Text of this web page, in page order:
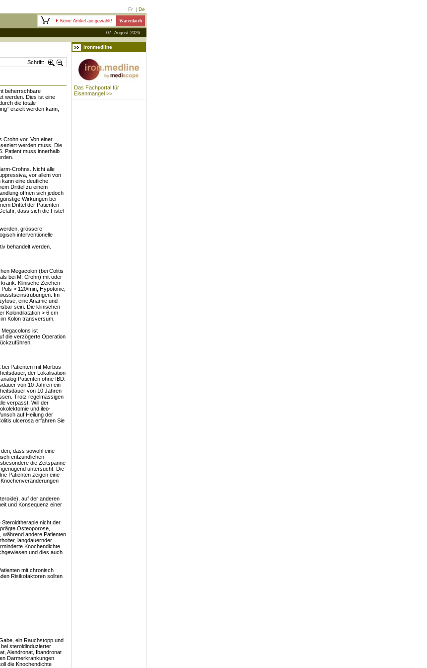
Fr | De
Keine Artikel ausgewählt! Warenkorb
07. August 2026
Schrift:
beherrschbare
werden. Dies ist eine
die totale
erzielt werden kann,
Crohn vor. Von einer
werden muss. Die
Patient muss innerhalb
Crohns. Nicht alle
vor allem von
eine deutliche
Drittel zu einem
öffnen sich jedoch
Wirkungen bei
Drittel der Patienten
dass sich die Fistel
grössere
interventionelle
behandelt werden.
Megacolon (bei Colitis
bei M. Crohn) mit oder
Klinische Zeichen
> 120/min, Hypotonie,
Im
eine Anämie und
sein. Die klinischen
Kolondilatation > 6 cm
Kolon transversum,
ist
die verzögerte Operation
Patienten mit Morbus
der Lokalisation
Patienten ohne IBD.
von 10 Jahren ein
von 10 Jahren
Trotz regelmässigen
verpasst. Will der
und ileo-
auf Heilung der
ulcerosa erfahren Sie
dass sowohl eine
entzündlichen
die Zeitspanne
untersucht. Die
Patienten zeigen eine
auf der anderen
und Konsequenz einer
Steroidtherapie nicht der
Osteoporose,
während andere Patienten
langdauernder
Knochendichte
und dies auch
mit chronisch
Risikofaktoren sollten
ein Rauchstopp und
steroidinduzierter
Alendronat, Ibandronat
Darmerkrankungen
die Knochendichte
Ironmedline
Das Fachportal für
Eisenmangel >>